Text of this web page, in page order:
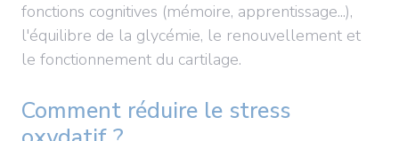
fonctions cognitives (mémoire, apprentissage...),
l'équilibre de la glycémie, le renouvellement et
le fonctionnement du cartilage.
Comment réduire le stress